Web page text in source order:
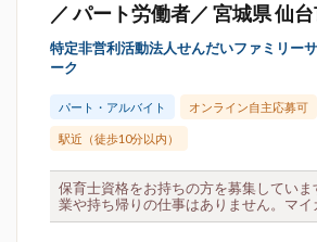
／ パート労働者／ 宮城県 仙
特定非営利活動法人せんだいファミリー
ーク
パート・アルバイト オンライン自主応募可
駅近（徒歩10分以内）
保育士資格をお持ちの方を募集してい
業や持ち帰りの仕事はありません。マイ